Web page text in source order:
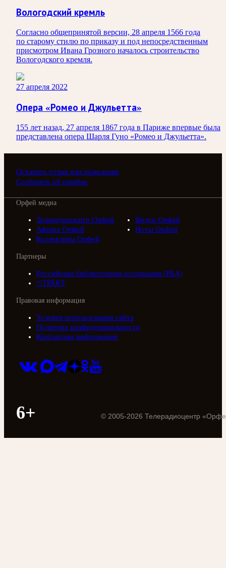
Вологодский кремль
Согласно общепринятой версии, 28 апреля 1566 года
по старому стилю по приказу и под непосредственным
присмотром Ивана Грозного началось строительство
Вологодского кремля.
27 апреля 2022
Опера «Ромео и Джульетта»
155 лет назад, 27 апреля 1867 года в Париже впервые была
представлена опера Шарля Гуно «Ромео и Джульетта».
Оставить отзыв или пожелание
Сообщить об ошибке
Орфей медиа
Телерадиоцентр Орфей
Видео Орфей
Афиша Орфей
Ноты Орфей
Коллективы Орфей
Партнеры
Российская библиотечная ассоциация (РБА)
///ТРАКТ
Правовая информация
Условия использования сайта
Политика конфиденциальности
Контактная информация
6+ © 2005-2026 Телерадиоцентр